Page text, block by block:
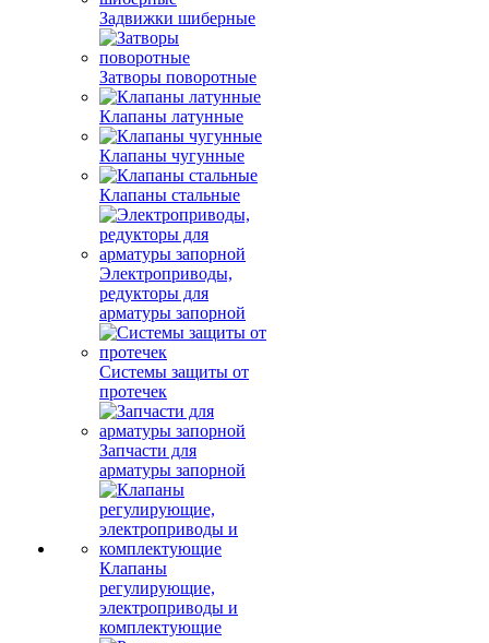
Задвижки шиберные
Затворы поворотные
Клапаны латунные
Клапаны чугунные
Клапаны стальные
Электроприводы,
редукторы для
арматуры запорной
Системы защиты от
протечек
Запчасти для
арматуры запорной
Клапаны
регулирующие,
электроприводы и
комплектующие